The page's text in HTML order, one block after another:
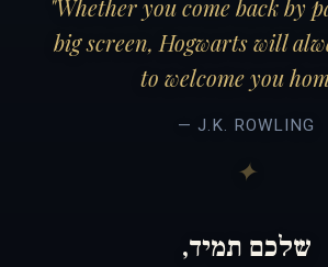
"Whether you come back by
big screen, Hogwarts will
to welcome you
— J.K. ROWLING
שלכם תמיד,